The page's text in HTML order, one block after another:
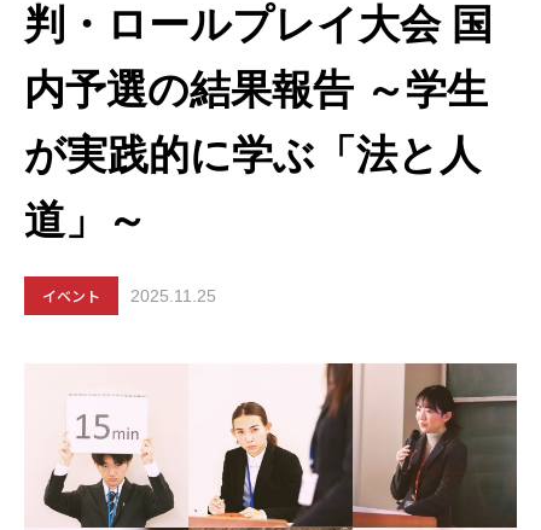
判・ロールプレイ大会 国
内予選の結果報告 ～学生
が実践的に学ぶ「法と人
道」～
イベント 2025.11.25